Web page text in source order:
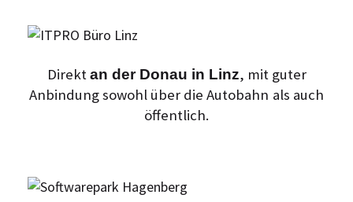
Direktan der Donau in Linz, mit guter
Anbindung sowohl über die Autobahn als auch
öffentlich.